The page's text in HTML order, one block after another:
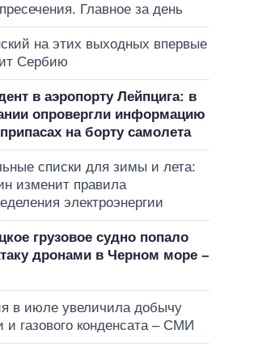
Главное за день
на этих выходных впервые
Сербию
в аэропорту Лейпцига: в
опровергли информацию
на борту самолета
списки для зимы и лета:
изменит правила
электроэнергии
грузовое судно попало
дронами в Черном море –
в июле увеличила добычу
и газового конденсата – СМИ